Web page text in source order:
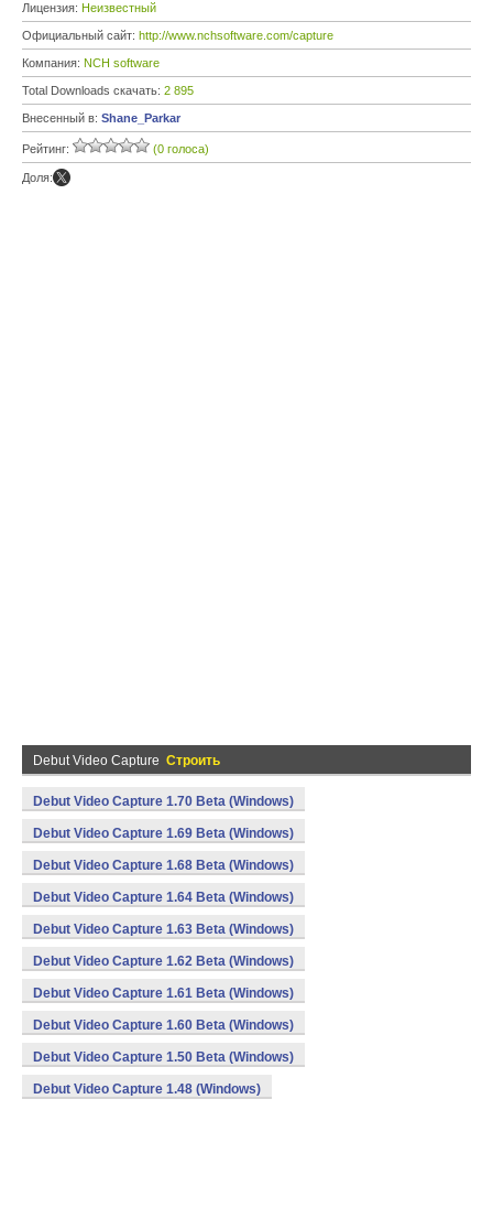
Лицензия: Неизвестный
Официальный сайт: http://www.nchsoftware.com/capture
Компания: NCH software
Total Downloads скачать: 2 895
Внесенный в: Shane_Parkar
Рейтинг: (0 голоса)
Доля:
Debut Video Capture Строить
Debut Video Capture 1.70 Beta (Windows)
Debut Video Capture 1.69 Beta (Windows)
Debut Video Capture 1.68 Beta (Windows)
Debut Video Capture 1.64 Beta (Windows)
Debut Video Capture 1.63 Beta (Windows)
Debut Video Capture 1.62 Beta (Windows)
Debut Video Capture 1.61 Beta (Windows)
Debut Video Capture 1.60 Beta (Windows)
Debut Video Capture 1.50 Beta (Windows)
Debut Video Capture 1.48 (Windows)